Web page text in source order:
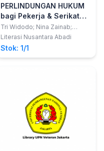
PERLINDUNGAN HUKUM
bagi Pekerja & Serikat
Pekerja dalam hal
Peralihan Kepemilikanan
Perusahaan
Tri Widodo; Nina Zainab;
Amalia Syauket
Literasi Nusantara Abadi
Stok: 1/1